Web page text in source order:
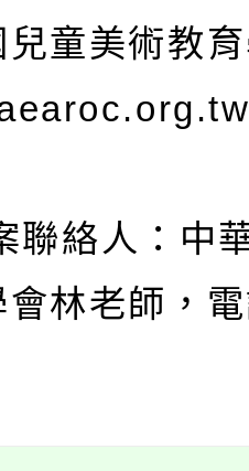
兒童美術教
絡人：中
會林老師，